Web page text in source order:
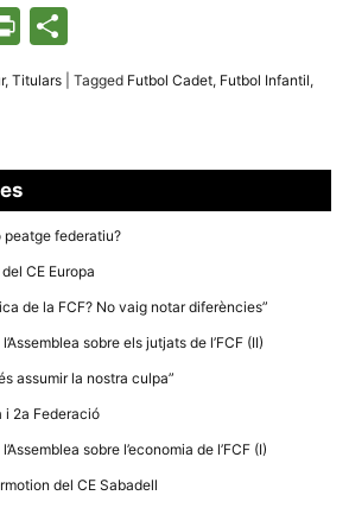
Print
, Titulars Tagged Futbol Cadet, Futbol Infantil,
peatge federatiu?
CE Europa
de la FCF? No vaig notar diferències”
sobre els jutjats de l’FCF (II)
assumir la nostra culpa”
i 2a Federació
sobre l’economia de l’FCF (I)
del CE Sabadell
navegues pel
de mirar
anuncis,